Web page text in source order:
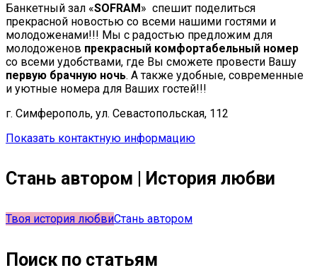
Банкетный зал «SOFRAM» спешит поделиться
прекрасной новостью со всеми нашими гостями и
молодоженами!!! Мы с радостью предложим для
молодоженов прекрасный комфортабельный номер
со всеми удобствами, где Вы сможете провести Вашу
первую брачную ночь. А также удобные, современные
и уютные номера для Ваших гостей!!!
г. Симферополь, ул. Севастопольская, 112
Показать контактную информацию
Стань автором | История любви
Твоя история любвиСтань автором
Поиск по статьям